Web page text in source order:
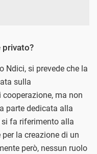
privato?
Ndici, si prevede che la
sulla
ma non
parte dedicata alla
si fa riferimento alla
la creazione di un
però, nessun ruolo